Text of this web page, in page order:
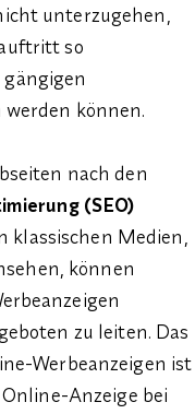
unterzugehen,
so
können.
nach den
(SEO)
klassischen Medien,
können
zu leiten. Das
Werbeanzeigen ist
Anzeige bei